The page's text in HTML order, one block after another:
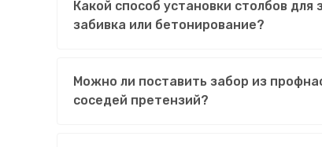
Какой способ установки столбов
забивка или бетонирование?
Можно ли поставить забор из
соседей претензий?